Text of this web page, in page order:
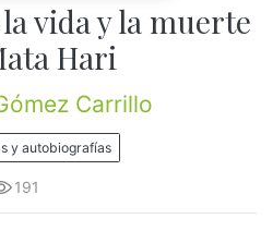
vida y la muerte
Hari
Carrillo
y autobiografías
191